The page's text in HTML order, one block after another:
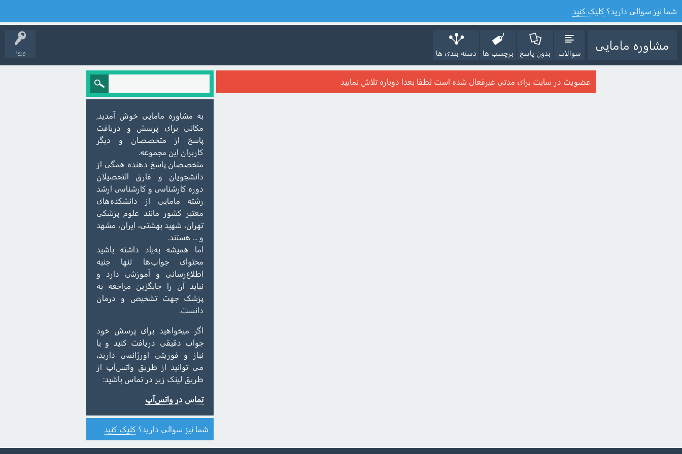
شما نیز سوالی دارید؟ کلیک کنید
ورود مشاوره مامایی
سوالات بدون پاسخ برچسب ها دسته بندی ها
عضویت در سایت برای مدتی غیرفعال شده است لطفا بعدا دوباره تلاش نمایید
به مشاوره مامایی خوش آمدید,
مکانی برای پرسش و دریافت
پاسخ از متخصصان و دیگر
کاربران این مجموعه.
متخصصان پاسخ دهنده همگی از
دانشجویان و فارق التحصیلان
دوره کارشناسی و کارشناسی ارشد
رشته مامایی از دانشکده‌های
معتبر کشور مانند علوم پزشکی
تهران، شهید بهشتی، ایران، مشهد
و ... هستند.
اما همیشه به‌یاد داشته باشید
محتوای جواب‌ها تنها جنبه
اطلاع‌رسانی و آموزشی دارد و
نباید آن را جایگزین مراجعه به
پزشک جهت تشخیص و درمان
دانست.
اگر میخواهید برای پرسش خود
جواب دقیقی دریافت کنید و یا
نیاز و فوریتی اورژانسی دارید،
می توانید از طریق واتس‌آپ از
طریق لینک زیر در تماس باشید:
تماس در واتس‌آپ
شما نیز سوالی دارید؟ کلیک کنید